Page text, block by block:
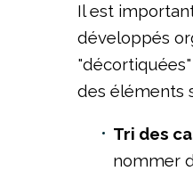
Il est
développés
des éléments
Tri des
nommer